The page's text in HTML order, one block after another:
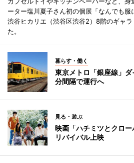
ーター塩川夏子さん初の個展「なんでも服
渋谷ヒカリエ（渋谷区渋谷2）8階のギャ
た。
暮らす・働く
東京メトロ「銀座線」
分間隔で運行へ
見る・遊ぶ
映画「ハチミツとクロ
リバイバル上映